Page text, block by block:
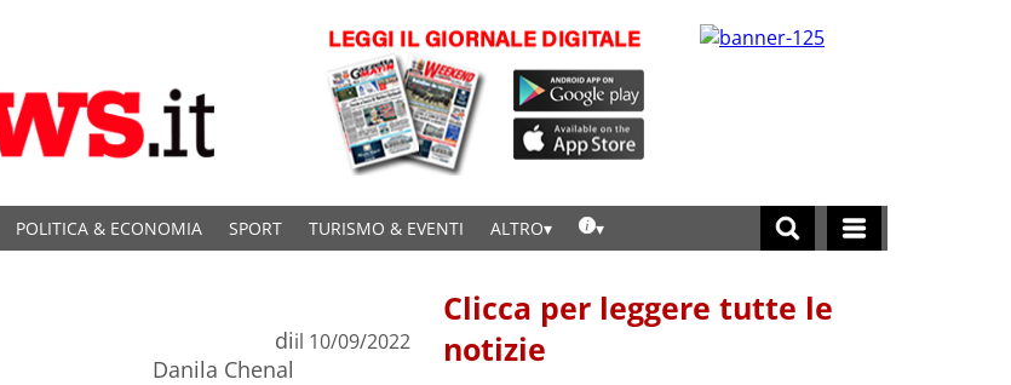
POLITICA & ECONOMIA SPORT TURISMO & EVENTI ALTRO
di
Danila Chenal
il 10/09/2022
Clicca per leggere tutte le
notizie